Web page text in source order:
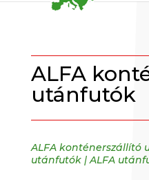
ALFA
utánfutók
ALFA konténerszállító
utánfutók| ALFA